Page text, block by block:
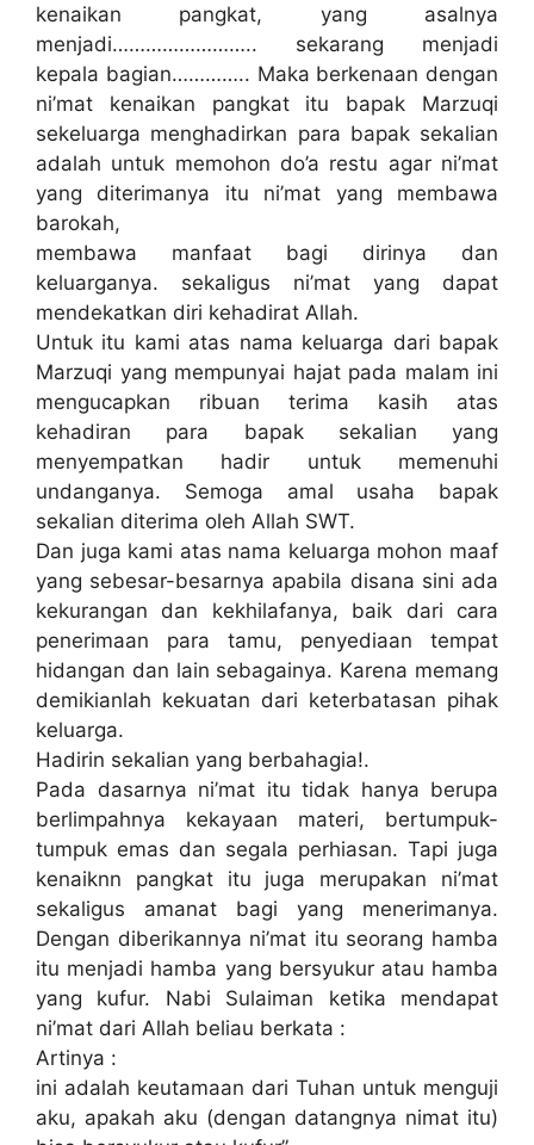
kenaikan pangkat, yang asalnya
menjadi…………………….. sekarang menjadi
kepala bagian………….. Maka berkenaan dengan
ni’mat kenaikan pangkat itu bapak Marzuqi
sekeluarga menghadirkan para bapak sekalian
adalah untuk memohon do’a restu agar ni’mat
yang diterimanya itu ni’mat yang membawa
barokah,
membawa manfaat bagi dirinya dan
keluarganya. sekaligus ni’mat yang dapat
mendekatkan diri kehadirat Allah.
Untuk itu kami atas nama keluarga dari bapak
Marzuqi yang mempunyai hajat pada malam ini
mengucapkan ribuan terima kasih atas
kehadiran para bapak sekalian yang
menyempatkan hadir untuk memenuhi
undanganya. Semoga amal usaha bapak
sekalian diterima oleh Allah SWT.
Dan juga kami atas nama keluarga mohon maaf
yang sebesar-besarnya apabila disana sini ada
kekurangan dan kekhilafanya, baik dari cara
penerimaan para tamu, penyediaan tempat
hidangan dan lain sebagainya. Karena memang
demikianlah kekuatan dari keterbatasan pihak
keluarga.
Hadirin sekalian yang berbahagia!.
Pada dasarnya ni’mat itu tidak hanya berupa
berlimpahnya kekayaan materi, bertumpuk-
tumpuk emas dan segala perhiasan. Tapi juga
kenaiknn pangkat itu juga merupakan ni’mat
sekaligus amanat bagi yang menerimanya.
Dengan diberikannya ni’mat itu seorang hamba
itu menjadi hamba yang bersyukur atau hamba
yang kufur. Nabi Sulaiman ketika mendapat
ni’mat dari Allah beliau berkata :
Artinya :
ini adalah keutamaan dari Tuhan untuk menguji
aku, apakah aku (dengan datangnya nimat itu)